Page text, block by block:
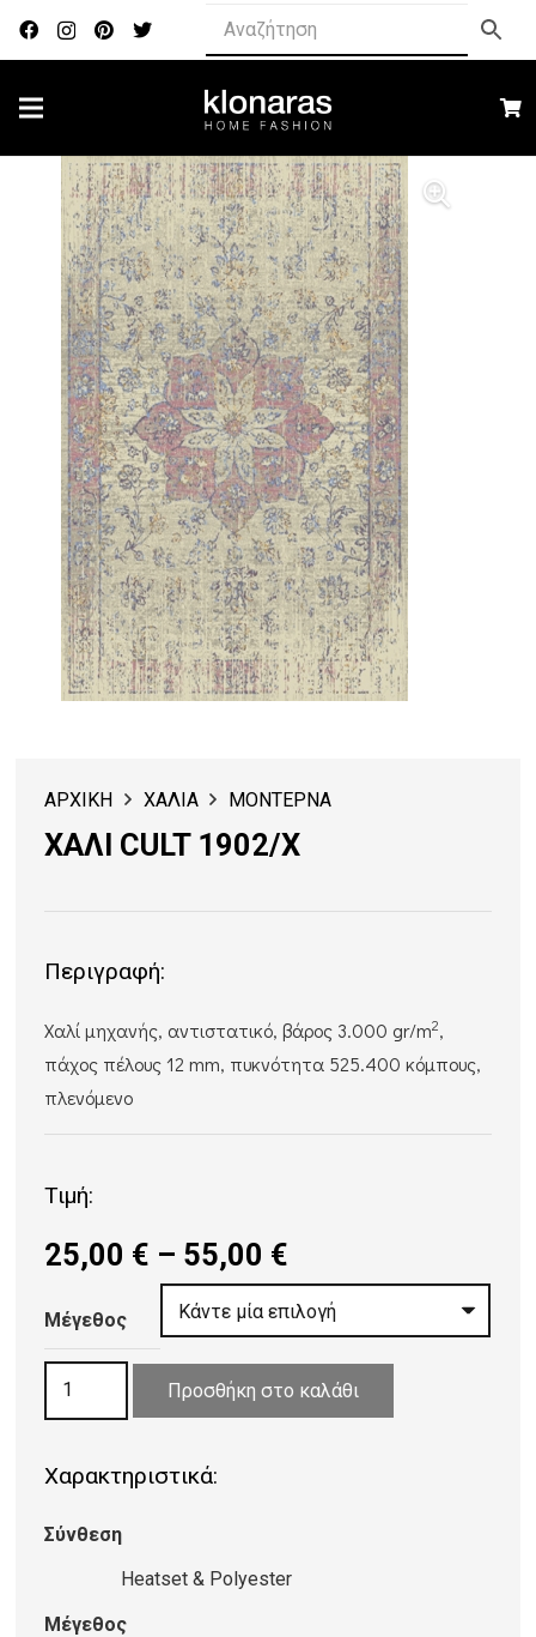
ΑΡΧΙΚΗ ΧΑΛΙΑ ΜΟΝΤΕΡΝΑ
ΧΑΛΙ CULT 1902/X
Περιγραφή:
Χαλί μηχανής, αντιστατικό, βάρος 3.000 gr/m2,
πάχος πέλους 12 mm, πυκνότητα 525.400 κόμπους,
πλενόμενο
Τιμή:
25,00 € – 55,00 €
range:
25,00 €
55,00 €
Μέγεθος
ΧΑΛΙ
ποσότητα
Προσθήκη στο καλάθι
Χαρακτηριστικά:
Σύνθεση
Heatset & Polyester
Μέγεθος